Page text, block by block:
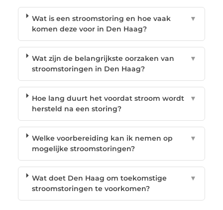
Wat is een stroomstoring en hoe vaak
komen deze voor in Den Haag?
▼
Wat zijn de belangrijkste oorzaken van
stroomstoringen in Den Haag?
▼
Hoe lang duurt het voordat stroom wordt
hersteld na een storing?
▼
Welke voorbereiding kan ik nemen op
mogelijke stroomstoringen?
▼
Wat doet Den Haag om toekomstige
stroomstoringen te voorkomen?
▼